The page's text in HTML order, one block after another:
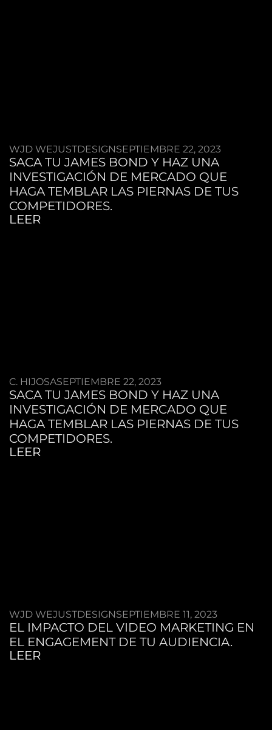
WJD WEJUSTDESIGNSEPTIEMBRE 22, 2023
SACA TU JAMES BOND Y HAZ UNA
INVESTIGACIÓN DE MERCADO QUE
HAGA TEMBLAR LAS PIERNAS DE TUS
COMPETIDORES.
LEER
C. HIJOSASEPTIEMBRE 22, 2023
SACA TU JAMES BOND Y HAZ UNA
INVESTIGACIÓN DE MERCADO QUE
HAGA TEMBLAR LAS PIERNAS DE TUS
COMPETIDORES.
LEER
WJD WEJUSTDESIGNSEPTIEMBRE 11, 2023
EL IMPACTO DEL VIDEO MARKETING EN
EL ENGAGEMENT DE TU AUDIENCIA.
LEER